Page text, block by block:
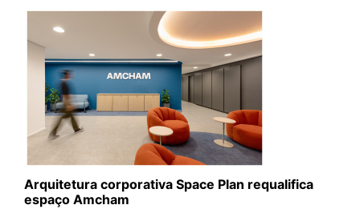
Arquitetura corporativa Space Plan requalifica
espaço Amcham